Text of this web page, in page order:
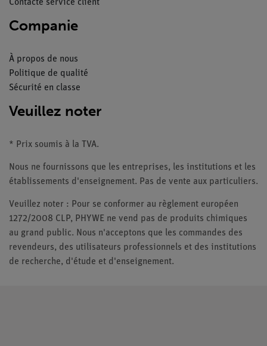
Contacte service client
Companie
À propos de nous
Politique de qualité
Sécurité en classe
Veuillez noter
* Prix soumis à la TVA.
Nous ne fournissons que les entreprises, les institutions et les
établissements d'enseignement. Pas de vente aux particuliers.
Veuillez noter : Pour se conformer au règlement européen
1272/2008 CLP, PHYWE ne vend pas de produits chimiques
au grand public. Nous n'acceptons que les commandes des
revendeurs, des utilisateurs professionnels et des institutions
de recherche, d'étude et d'enseignement.